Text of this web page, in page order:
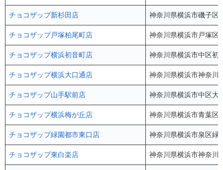
チョコザップ新杉田店 神奈川県横浜市磯子
チョコザップ戸塚柏尾町店 神奈川県横浜市戸塚
チョコザップ横浜初音町店 神奈川県横浜市中区
チョコザップ横浜大口通店 神奈川県横浜市神奈
チョコザップ山手駅前店 神奈川県横浜市中区
チョコザップ横浜梅が丘店 神奈川県横浜市青葉
チョコザップ緑園都市東口店 神奈川県横浜市泉区
チョコザップ東白楽店 神奈川県横浜市神奈